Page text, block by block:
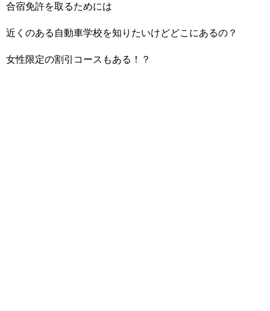
合宿免許を取るためには
近くのある自動車学校を知りたいけどどこにあるの？
女性限定の割引コースもある！？